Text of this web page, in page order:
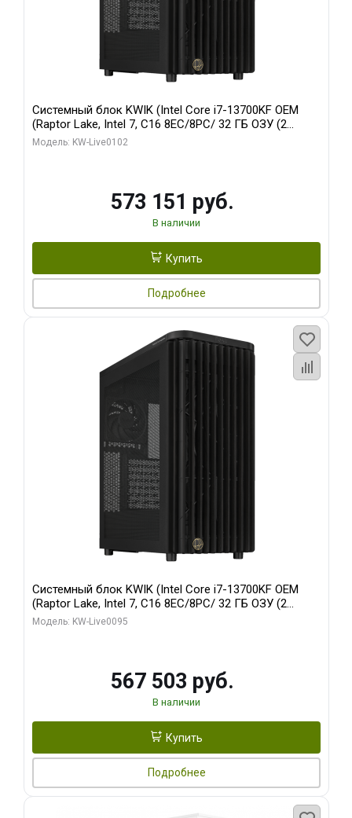
Системный блок KWIK (Intel Core i7-13700KF OEM
(Raptor Lake, Intel 7, C16 8EC/8PC/ 32 ГБ ОЗУ (2
модуля)/ Afox RTX4090 24GB GDDR6X 384-Bit 3xDP
Модель: KW-Live0102
573 151 руб.
В наличии
Купить
Подробнее
Системный блок KWIK (Intel Core i7-13700KF OEM
(Raptor Lake, Intel 7, C16 8EC/8PC/ 32 ГБ ОЗУ (2
модуля)/ Afox RTX4090 24GB GDDR6X 384-Bit 3xDP
Модель: KW-Live0095
567 503 руб.
В наличии
Купить
Подробнее